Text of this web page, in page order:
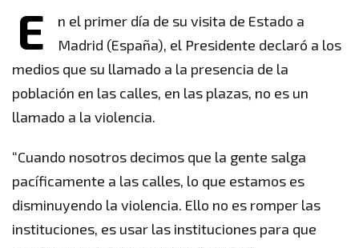
E
n el primer día de su visita de Estado a
Madrid (España), el Presidente declaró a los
medios que su llamado a la presencia de la
población en las calles, en las plazas, no es un
llamado a la violencia.
“Cuando nosotros decimos que la gente salga
pacíficamente a las calles, lo que estamos es
disminuyendo la violencia. Ello no es romper las
instituciones, es usar las instituciones para que